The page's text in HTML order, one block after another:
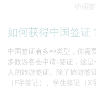
中国签
如何获得中国签证
中国签证有多种类型，你需
多数游客会申请L签证，这
人的旅游签证。除了旅游签
（F字签证）、学生签证（